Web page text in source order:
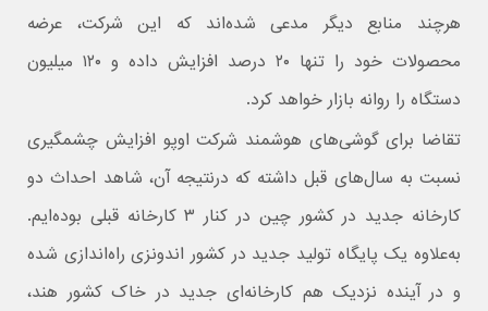
هرچند منابع دیگر مدعی شده‌اند که این شرکت، عرضه
محصولات خود را تنها ۲۰ درصد افزایش داده و ۱۲۰ میلیون
دستگاه را روانه بازار خواهد کرد.
تقاضا برای گوشی‌های هوشمند شرکت اوپو افزایش چشمگیری
نسبت به سال‌های قبل داشته که درنتیجه آن، شاهد احداث دو
کارخانه جدید در کشور چین در کنار ۳ کارخانه قبلی بوده‌ایم.
به‌علاوه یک پایگاه تولید جدید در کشور اندونزی راه‌اندازی شده
و در آینده نزدیک هم کارخانه‌ای جدید در خاک کشور هند،